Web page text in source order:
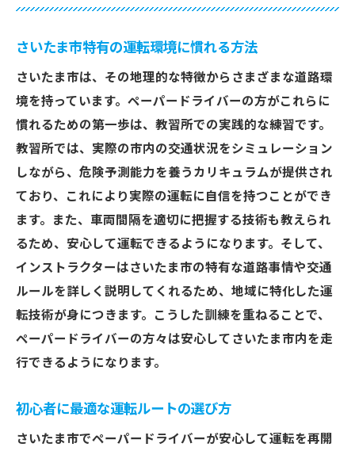
さいたま市特有の運転環境に慣れる方法
さいたま市は、その地理的な特徴からさまざまな道路環
境を持っています。ペーパードライバーの方がこれらに
慣れるための第一歩は、教習所での実践的な練習です。
教習所では、実際の市内の交通状況をシミュレーション
しながら、危険予測能力を養うカリキュラムが提供され
ており、これにより実際の運転に自信を持つことができ
ます。また、車両間隔を適切に把握する技術も教えられ
るため、安心して運転できるようになります。そして、
インストラクターはさいたま市の特有な道路事情や交通
ルールを詳しく説明してくれるため、地域に特化した運
転技術が身につきます。こうした訓練を重ねることで、
ペーパードライバーの方々は安心してさいたま市内を走
行できるようになります。
初心者に最適な運転ルートの選び方
さいたま市でペーパードライバーが安心して運転を再開